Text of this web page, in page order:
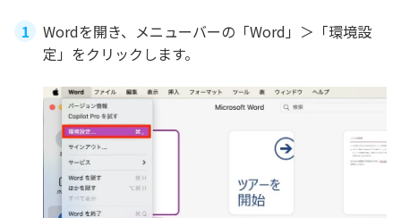
Wordを開き、メニューバーの「Word」＞「環境設
定」をクリックします。